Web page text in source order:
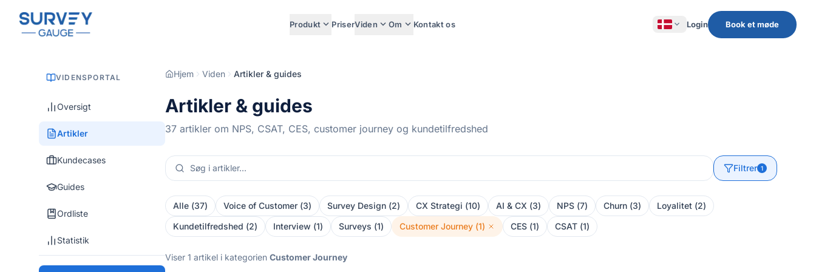
Produkt expand_more PriserViden expand_more Om expand_more Kontakt os expand_more Login Book et møde
VIDENSPORTAL
Oversigt
Artikler
Kundecases
Guides
Ordliste
Statistik
Hjem Viden Artikler & guides
Artikler & guides
37 artikler om NPS, CSAT, CES, customer journey og kundetilfredshed
Filtrer 1
Alle (37) Voice of Customer (3) Survey Design (2) CX Strategi (10) AI & CX (3) NPS (7) Churn (3) Loyalitet (2)
Kundetilfredshed (2) Interview (1) Surveys (1) Customer Journey (1) CES (1) CSAT (1)
Viser 1 artikel i kategorien Customer Journey